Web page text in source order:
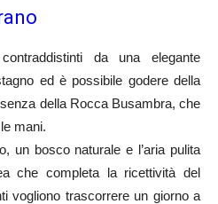
da una elegante
ed è possibile godere della
della Rocca Busambra, che
mani.
un bosco naturale e l’aria pulita
che completa la ricettività del
vogliono trascorrere un giorno a